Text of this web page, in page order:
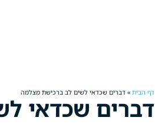
דף הבית »דברים שכדאי לשים לב ברכישת מצלמה
דברים שכדאי